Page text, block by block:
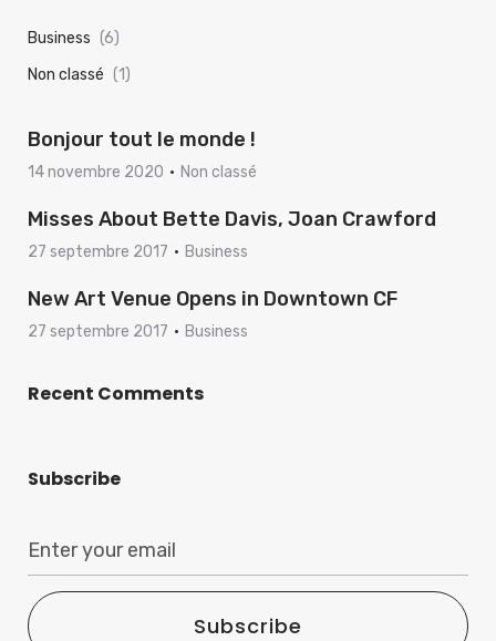
Business (6)
Non classé (1)
Bonjour tout le monde !
14 novembre 2020 Non classé
Misses About Bette Davis, Joan Crawford
27 septembre 2017 Business
New Art Venue Opens in Downtown CF
27 septembre 2017 Business
Recent Comments
Subscribe
Subscribe